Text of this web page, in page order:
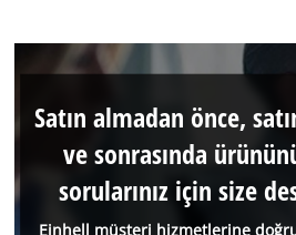
Einhell müşteri hizmetlerine
Satın almadan önce,
ve sonrasında
sorularınız için size